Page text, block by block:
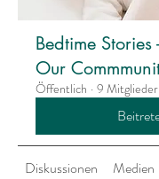
Bedtime Stories
Our
Öffentlich · 9 Mitglieder
Diskussionen Medien